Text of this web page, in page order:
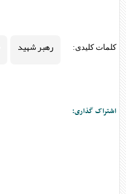
کلمات کلیدی: رهبر شهید
اشتراک گذاری: